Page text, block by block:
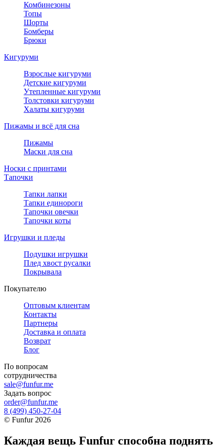
Комбинезоны
Топы
Шорты
Бомберы
Брюки
Кигуруми
Взрослые кигуруми
Детские кигуруми
Утепленные кигуруми
Толстовки кигуруми
Халаты кигуруми
Пижамы и всё для сна
Пижамы
Маски для сна
Носки с принтами
Тапочки
Тапки лапки
Тапки единороги
Тапочки овечки
Тапочки коты
Игрушки и пледы
Подушки игрушки
Плед хвост русалки
Покрывала
Покупателю
Оптовым клиентам
Контакты
Партнеры
Доставка и оплата
Возврат
Блог
По вопросам
сотрудничества
sale@funfur.me
Задать вопрос
order@funfur.me
8 (499) 450-27-04
© Funfur 2026
Каждая вещь Funfur способна поднять